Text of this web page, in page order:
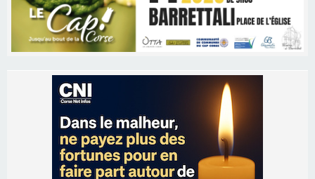
Les brèves
06/08/2026 15:57
Ucciani – Marché des producteurs à Cruculi le